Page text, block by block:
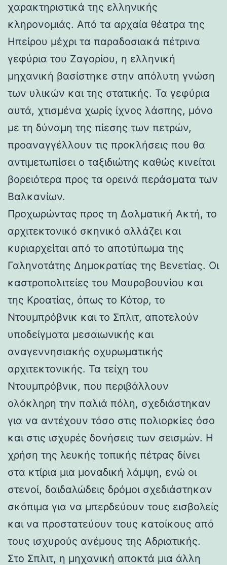
χαρακτηριστικά της ελληνικής
κληρονομιάς. Από τα αρχαία θέατρα της
Ηπείρου μέχρι τα παραδοσιακά πέτρινα
γεφύρια του Ζαγορίου, η ελληνική
μηχανική βασίστηκε στην απόλυτη γνώση
των υλικών και της στατικής. Τα γεφύρια
αυτά, χτισμένα χωρίς ίχνος λάσπης, μόνο
με τη δύναμη της πίεσης των πετρών,
προαναγγέλλουν τις προκλήσεις που θα
αντιμετωπίσει ο ταξιδιώτης καθώς κινείται
βορειότερα προς τα ορεινά περάσματα των
Βαλκανίων.
Προχωρώντας προς τη Δαλματική Ακτή, το
αρχιτεκτονικό σκηνικό αλλάζει και
κυριαρχείται από το αποτύπωμα της
Γαληνοτάτης Δημοκρατίας της Βενετίας. Οι
καστροπολιτείες του Μαυροβουνίου και
της Κροατίας, όπως το Κότορ, το
Ντουμπρόβνικ και το Σπλιτ, αποτελούν
υποδείγματα μεσαιωνικής και
αναγεννησιακής οχυρωματικής
αρχιτεκτονικής. Τα τείχη του
Ντουμπρόβνικ, που περιβάλλουν
ολόκληρη την παλιά πόλη, σχεδιάστηκαν
για να αντέχουν τόσο στις πολιορκίες όσο
και στις ισχυρές δονήσεις των σεισμών. Η
χρήση της λευκής τοπικής πέτρας δίνει
στα κτίρια μια μοναδική λάμψη, ενώ οι
στενοί, δαιδαλώδεις δρόμοι σχεδιάστηκαν
σκόπιμα για να μπερδεύουν τους εισβολείς
και να προστατεύουν τους κατοίκους από
τους ισχυρούς ανέμους της Αδριατικής.
Στο Σπλιτ, η μηχανική αποκτά μια άλλη